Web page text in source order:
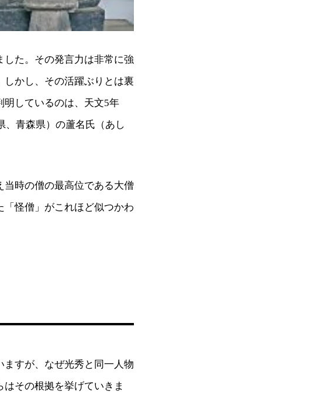
た。その発言力は非常に強
しかし、その活躍ぶりとは裏
明しているのは、天文5年
、青森県）の蘆名氏（あし
時の僧の最高位である大僧
「怪僧」がこれほど似つかわ
ますが、なぜ光秀と同一人物
その根拠を挙げていきま